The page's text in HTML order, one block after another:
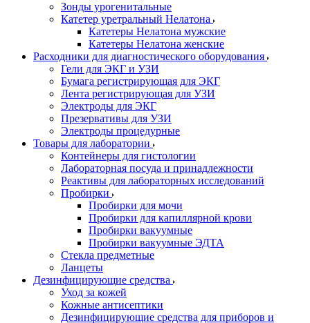
Зонды урогенитальные
Катетер уретральный Нелатона
Катетеры Нелатона мужские
Катетеры Нелатона женские
Расходники для диагностического оборудования
Гели для ЭКГ и УЗИ
Бумага регистрирующая для ЭКГ
Лента регистрирующая для УЗИ
Электроды для ЭКГ
Презервативы для УЗИ
Электроды процедурные
Товары для лаборатории
Контейнеры для гистологии
Лабораторная посуда и принадлежности
Реактивы для лабораторных исследований
Пробирки
Пробирки для мочи
Пробирки для капиллярной крови
Пробирки вакуумные
Пробирки вакуумные ЭДТА
Стекла предметные
Ланцеты
Дезинфицирующие средства
Уход за кожей
Кожные антисептики
Дезинфицирующие средства для приборов и